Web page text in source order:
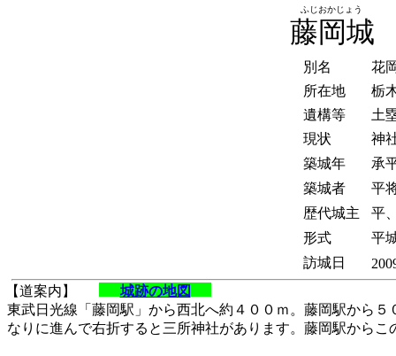
藤岡城
別名
花
所在地
栃
遺構等
土
現状
神
築城年
承
築城者
平
歴代城主
平
形式
平
訪城日
【道案内】
城跡の地図
東武日光線「藤岡駅」から西北へ約４００ｍ。藤岡駅から
なりに進んで右折すると三所神社があります。藤岡駅からこ
ふじおかじょう